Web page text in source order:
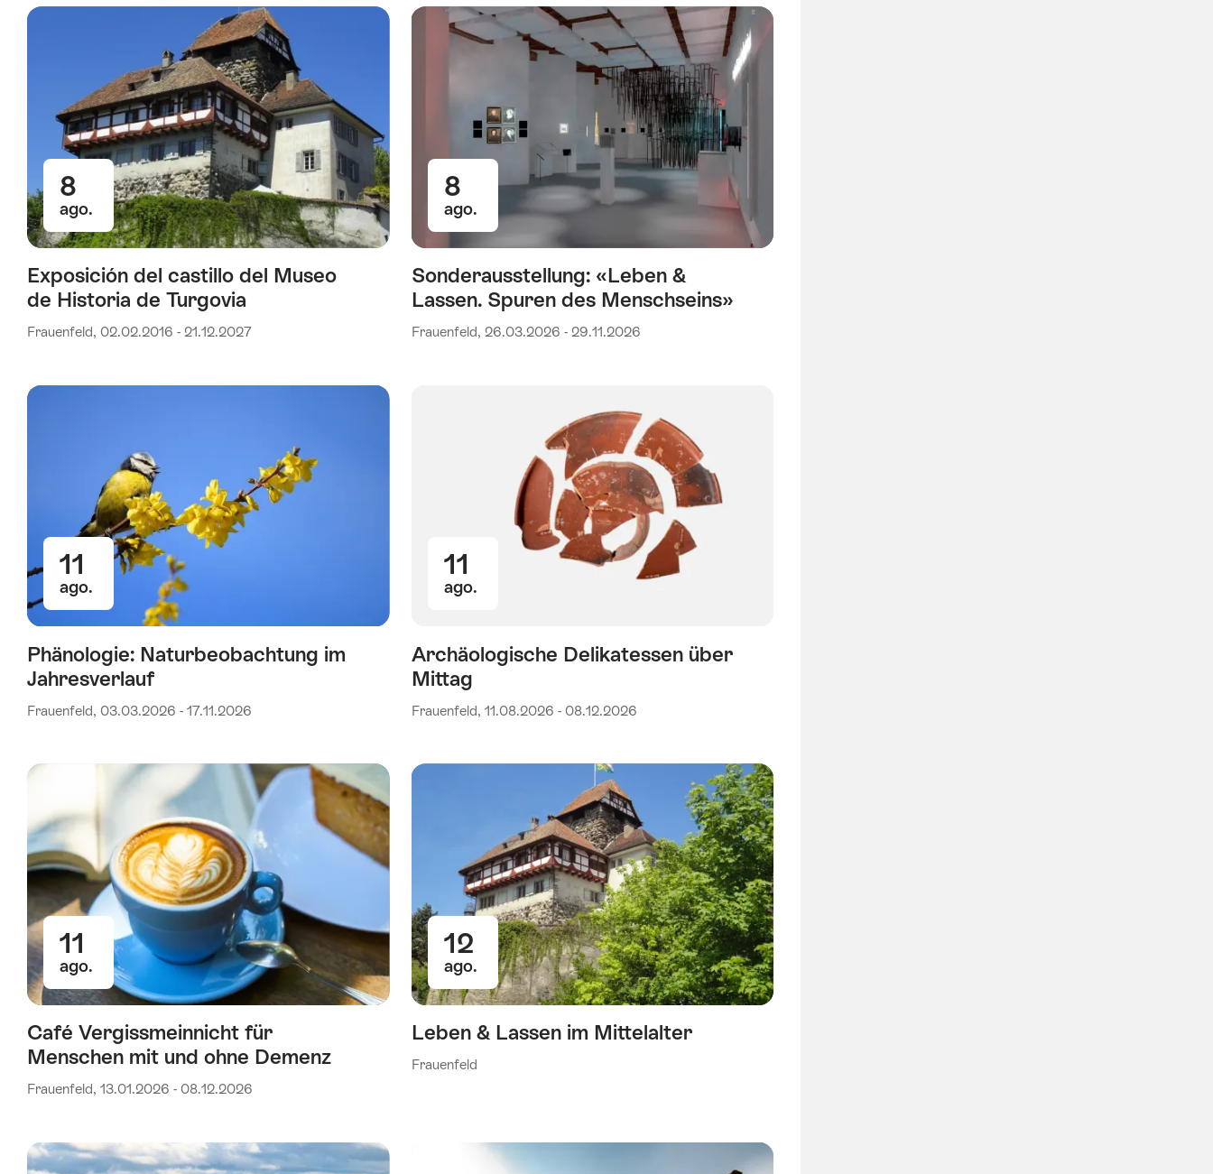
se
siguientes
etiquetas
8
ago.
Exposición del castillo del Museo
de Historia de Turgovia
Frauenfeld, 02.02.2016 - 21.12.2027
8
ago.
Sonderausstellung: «Leben &
Lassen. Spuren des Menschseins»
Frauenfeld, 26.03.2026 - 29.11.2026
11
ago.
Phänologie: Naturbeobachtung im
Jahresverlauf
Frauenfeld, 03.03.2026 - 17.11.2026
11
ago.
Archäologische Delikatessen über
Mittag
Frauenfeld, 11.08.2026 - 08.12.2026
11
ago.
Café Vergissmeinnicht für
Menschen mit und ohne Demenz
Frauenfeld, 13.01.2026 - 08.12.2026
12
ago.
Leben & Lassen im Mittelalter
Frauenfeld